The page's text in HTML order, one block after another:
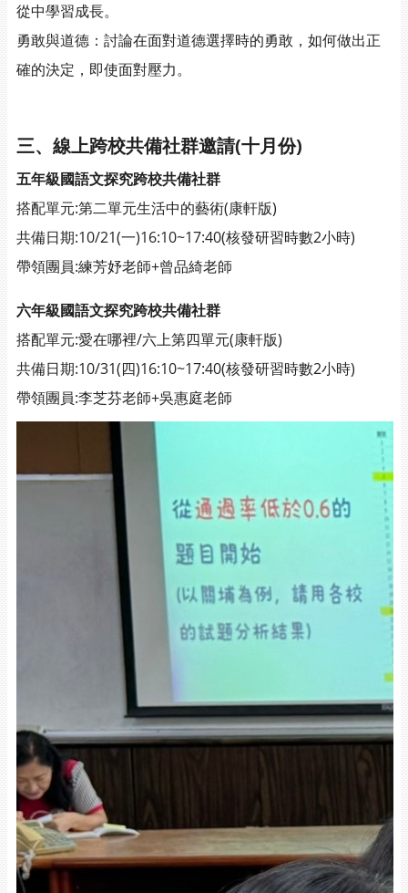
從中學習成長。
勇敢與道德：討論在面對道德選擇時的勇敢，如何做出正
確的決定，即使面對壓力。
三、線上跨校共備社群邀請(十月份)
五年級國語文探究跨校共備社群
搭配單元:第二單元生活中的藝術(康軒版)
共備日期:10/21(一)16:10~17:40(核發研習時數2小時)
帶領團員:練芳妤老師+曾品綺老師
六年級國語文探究跨校共備社群
搭配單元:愛在哪裡/六上第四單元(康軒版)
共備日期:10/31(四)16:10~17:40(核發研習時數2小時)
帶領團員:李芝芬老師+吳惠庭老師